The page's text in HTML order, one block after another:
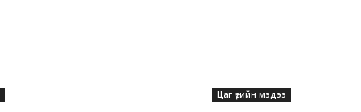
Цаг үеийн мэдээ